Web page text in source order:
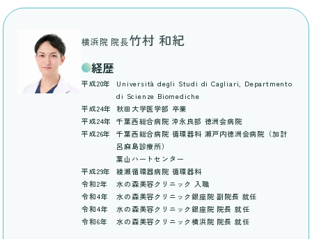
横浜院 院長竹村 和紀
経歴
平成20年
Università degli Studi di Cagliari, Departmento
di Scienze Biomediche
平成24年
秋田大学医学部 卒業
平成24年
千葉西総合病院 沖永良部 徳洲会病院
平成26年
千葉西総合病院 循環器科 瀬戸内徳洲会病院（加計
呂麻島診療所）
葉山ハートセンター
平成29年
綾瀬循環器病院 循環器科
令和2年
水の森美容クリニック 入職
令和4年
水の森美容クリニック銀座院 副院長 就任
令和4年
水の森美容クリニック銀座院 院長 就任
令和6年
水の森美容クリニック横浜院 院長 就任